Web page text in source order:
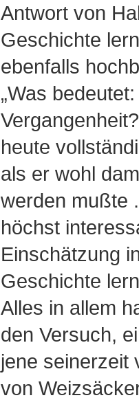
Antwort von
Geschichte
ebenfalls
„Was
heute
als er wohl
werden mußte
höchst
Einschätzung
Geschichte
Alles in allem
den Versuch,
jene seinerzeit
von